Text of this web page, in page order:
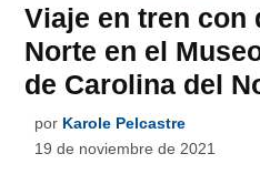
Viaje en tren con
Norte en el
de Carolina del
por Karole Pelcastre
19 de noviembre de 2021